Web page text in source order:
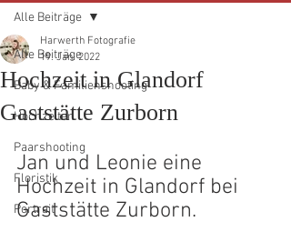
Alle Beiträge
Baby & Familienshooting
Hochzeiten
Paarshooting
Floristik
Portrait
Alle Beiträge
Hochzeit in Glandorf
Gaststätte Zurborn
Harwerth Fotografie
19. Jan. 2022
Jan und Leonie eine
Hochzeit in Glandorf bei
Gaststätte Zurborn.